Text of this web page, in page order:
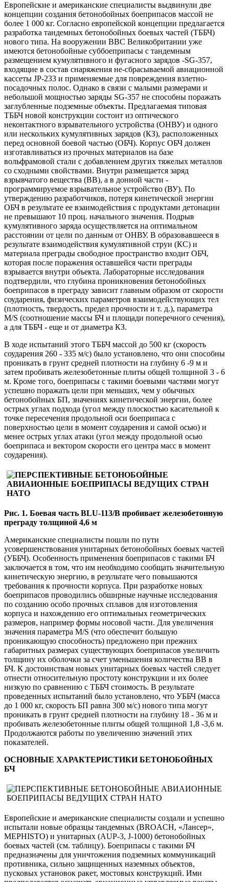
Европейские и американские специалисты выдвинули две
концепции создания бетонобойных боеприпасов массой не
более 1 000 кг. Согласно европейской концепции предлагается
разработка тандемных бетонобойных боевых частей (ТББЧ)
нового типа. На вооружении ВВС Великобритании уже
имеются бетонобойные суббоеприпасы с тандемным
размещением кумулятивного и фугасного зарядов -SG-357,
входящие в состав снаряжения не-сбрасываемой авиационной
кассеты JP-233 и применяемые для повреждения взлетно-
посадочных полос. Однако в связи с малыми размерами и
небольшой мощностью заряды SG-357 не способны поражать
заглубленные подземные объекты. Предлагаемая типовая
ТББЧ новой конструкции состоит из оптического
неконтактного взрывательного устройства (ОНВУ) и одного
или нескольких кумулятивных зарядов (КЗ), расположенных
перед основной боевой частью (ОБЧ). Корпус ОБЧ должен
изготавливаться из прочных материалов на базе
вольфрамовой стали с добавлением других тяжелых металлов
со сходными свойствами. Внутри размещается заряд
взрывчатого вещества (ВВ), а в донной части -
программируемое взрывательное устройство (ВУ). По
утверждению разработчиков, потеря кинетической энергии
ОБЧ в результате ее взаимодействия с продуктами детонации
не превышают 10 проц. начального значения. Подрыв
кумулятивного заряда осуществляется на оптимальном
расстоянии от цели по данным от ОНВУ. В образовавшееся в
результате взаимодействия кумулятивной струи (КС) и
материала преграды свободное пространство входит ОБЧ,
которая после поражения оставшейся части преграды
взрывается внутри объекта. Лабораторные исследования
подтвердили, что глубина проникновения бетонобойных
боеприпасов в преграду зависит главным образом от скорости
соударения, физических параметров взаимодействующих тел
(плотность, твердость, предел прочности и т. д.), параметра
M/S (соотношение массы БЧ и площади поперечного сечения),
а для ТББЧ - еще и от диаметра КЗ.
В ходе испытаний этого ТББЧ массой до 500 кг (скорость
соударения 260 - 335 м/с) было установлено, что они способны
проникать в грунт средней плотности на глубину 6 -9 м и
затем пробивать железобетонные плиты общей толщиной 3 - 6
м. Кроме того, боеприпасы с такими боевыми частями могут
успешно поражать цели при меньших, чем у обычных
бетонобойных БП, значениях кинетической энергии, более
острых углах подхода (угол между плоскостью касательной к
точке пересечения продольной оси боеприпаса с
поверхностью цели в момент соударения и самой осью) и
менее острых углах атаки (угол между продольной осью
боеприпаса и вектором скорости его центра масс в момент
соударения).
Рис. 1. Боевая часть BLU-113/B пробивает железобетонную
преграду толщиной 4,6 м
Американские специалисты пошли по пути
усовершенствования унитарных бетонобойных боевых частей
(УББЧ). Особенность применения боеприпасов с такими БЧ
заключается в том, что им необходимо сообщать значительную
кинетическую энергию, в результате чего повышаются
требования к прочности корпуса. При разработке новых
боеприпасов проводились обширные научные исследования
по созданию особо прочных сплавов для изготовления
корпуса и нахождению его оптимальных геометрических
размеров, например формы носовой части. Для увеличения
значения параметра M/S (что обеспечит большую
проникающую способность) предложено при прежних
габаритных размерах существующих боеприпасов увеличить
толщину их оболочки за счет уменьшения количества ВВ в
БЧ. К достоинствам новых унитарных боевых частей следует
отнести относительную простоту конструкции и их более
низкую по сравнению с ТББЧ стоимость. В результате
проведенных испытаний было установлено, что УББЧ (масса
до 1 000 кг, скорость БП равна 300 м/с) нового типа могут
проникать в грунт средней плотности на глубину 18 - 36 м и
пробивать железобетонные плиты общей толщиной 1,8 -3,6 м.
Продолжаются работы по увеличению значений этих
показателей.
ОСНОВНЫЕ ХАРАКТЕРИСТИКИ БЕТОНОБОЙНЫХ
БЧ
Европейские и американские специалисты создали и успешно
испытали новые образцы тандемных (BROACH, «Лансер»,
MEPHISTO) и унитарных (AUP-3, J-1000) бетонобойных
боевых частей (см. таблицу). Боеприпасы с такими БЧ
предназначены для уничтожения подземных коммуникаций
противника, сильно защищенных наземных объектов,
пусковых установок ракет, мостовых конструкций. Ими